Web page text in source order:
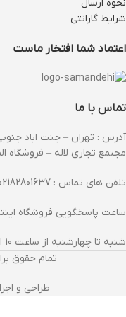
نحوه ارسال
شرایط گارانتی
اعتماد شما افتخار ماست
تماس با ما
آدرس : تهران – جنت اباد
مجتمع تجاری لاله – فروشگاه
تلفن های تماس : 02182801637 – ۰۹۱۲۸۳۳۱۶۰۱
ساعت پاسخگویی فروشگاه
شنبه تا چهارشنبه از ساعت 10 الی 18 و پنج شنبه ها از ساعت 10 الی 14
تمام حقوق
طراحی و